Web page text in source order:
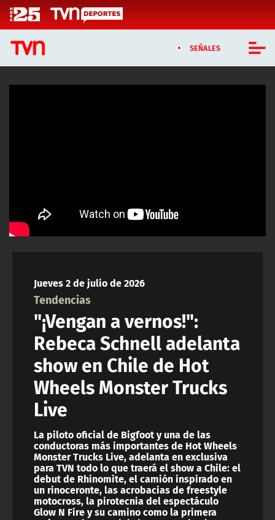
Click acá para ir directamente al contenido
SEÑALES
CASTING MASTERCHEF CHILE
PROGRAMAS
TELESERIES
ACTUALIDAD Y TENDENCIAS
CORPORATIVO Y TRANSPARENCIA
CANAL DE DENUNCIAS
ÁREA DE PROYECTOS
Jueves 2 de julio de 2026
Tendencias
"¡Vengan a vernos!":
Rebeca Schnell adelanta
show en Chile de Hot
Wheels Monster Trucks
Live
La piloto oficial de Bigfoot y una de las
conductoras más importantes de Hot Wheels
Monster Trucks Live, adelanta en exclusiva
para TVN todo lo que traerá el show a Chile: el
debut de Rhinomite, el camión inspirado en
un rinoceronte, las acrobacias de freestyle
motocross, la pirotecnia del espectáculo
Glow N Fire y su camino como la primera